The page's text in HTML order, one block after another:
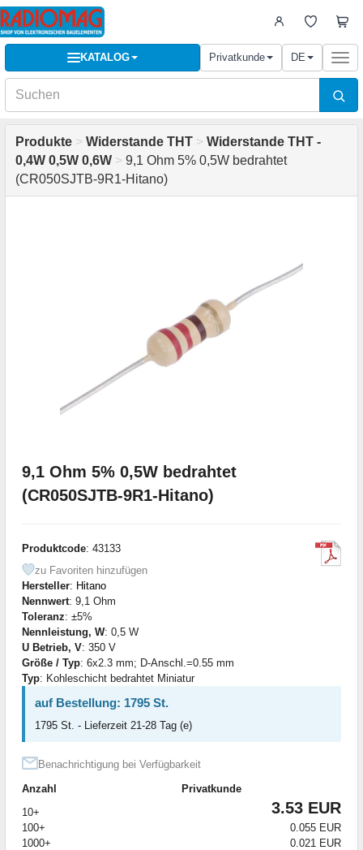
KATALOG Privatkunde DE
Produkte > Widerstande THT > Widerstande THT -
0,4W 0,5W 0,6W > 9,1 Ohm 5% 0,5W bedrahtet
(CR050SJTB-9R1-Hitano)
9,1 Ohm 5% 0,5W bedrahtet
(CR050SJTB-9R1-Hitano)
Produktcode: 43133
zu Favoriten hinzufügen
Hersteller: Hitano
Nennwert: 9,1 Ohm
Toleranz: ±5%
Nennleistung, W: 0,5 W
U Betrieb, V: 350 V
Größe / Typ: 6x2.3 mm; D-Anschl.=0.55 mm
Typ: Kohleschicht bedrahtet Miniatur
auf Bestellung: 1795 St.
1795 St. - Lieferzeit 21-28 Tag (e)
Benachrichtigung bei Verfügbarkeit
Anzahl
Privatkunde
10+
3.53 EUR
100+
0.055 EUR
1000+
0.021 EUR